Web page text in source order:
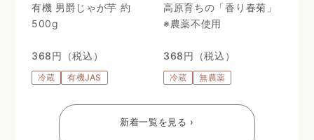
有機 男爵じゃが芋 約
500g
368円（税込）
冷蔵 有機JAS
高原育ちの「香り春菊」
※農薬不使用
368円（税込）
冷蔵 無農薬
新着一覧を見る ›